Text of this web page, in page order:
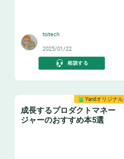
toitech
2025/01/22
相談する
Yardオリジナル
成長するプロダクトマネー
ジャーのおすすめ本5選